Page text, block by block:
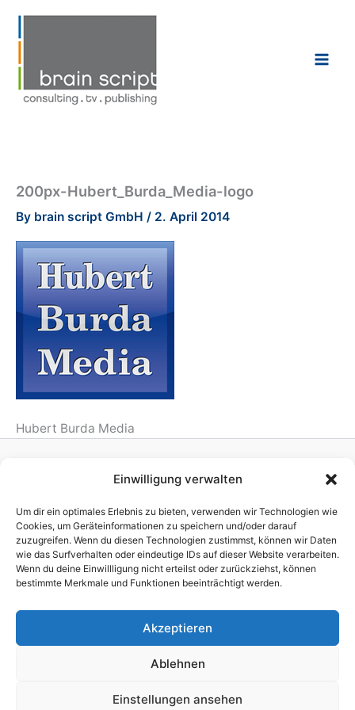
Einwilligung verwalten
Um dir ein optimales Erlebnis zu bieten, verwenden wir Technologien wie
Cookies, um Geräteinformationen zu speichern und/oder darauf
zuzugreifen. Wenn du diesen Technologien zustimmst, können wir Daten
wie das Surfverhalten oder eindeutige IDs auf dieser Website verarbeiten.
Wenn du deine Einwillligung nicht erteilst oder zurückziehst, können
bestimmte Merkmale und Funktionen beeinträchtigt werden.
Akzeptieren
Ablehnen
Einstellungen ansehen
200px-Hubert_Burda_Media-logo
By brain script GmbH / 2. April 2014
Hubert Burda Media
Homepage
Publisher
TV Production
News
References
Awards
Impressum